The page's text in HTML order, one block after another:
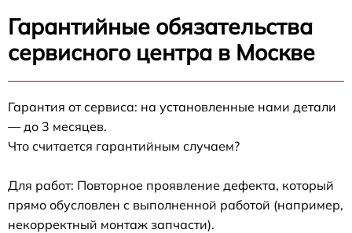
Гарантийные обязательства
сервисного центра в Москве
Гарантия от сервиса: на установленные нами детали
— до 3 месяцев.
Что считается гарантийным случаем?
Для работ: Повторное проявление дефекта, который
прямо обусловлен с выполненной работой (например,
некорректный монтаж запчасти).